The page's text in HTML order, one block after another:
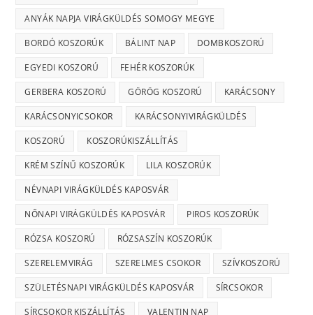
ANYÁK NAPJA VIRÁGKÜLDÉS SOMOGY MEGYE
BORDÓ KOSZORÚK BÁLINT NAP DOMBKOSZORÚ
EGYEDI KOSZORÚ FEHÉR KOSZORÚK
GERBERA KOSZORÚ GÖRÖG KOSZORÚ KARÁCSONY
KARÁCSONYICSOKOR KARÁCSONYIVIRÁGKÜLDÉS
KOSZORÚ KOSZORÚKISZÁLLÍTÁS
KRÉM SZÍNŰ KOSZORÚK LILA KOSZORÚK
NÉVNAPI VIRÁGKÜLDÉS KAPOSVÁR
NŐNAPI VIRÁGKÜLDÉS KAPOSVÁR PIROS KOSZORÚK
RÓZSA KOSZORÚ RÓZSASZÍN KOSZORÚK
SZERELEMVIRÁG SZERELMES CSOKOR SZÍVKOSZORÚ
SZÜLETÉSNAPI VIRÁGKÜLDÉS KAPOSVÁR SÍRCSOKOR
SÍRCSOKOR KISZÁLLÍTÁS VALENTIN NAP